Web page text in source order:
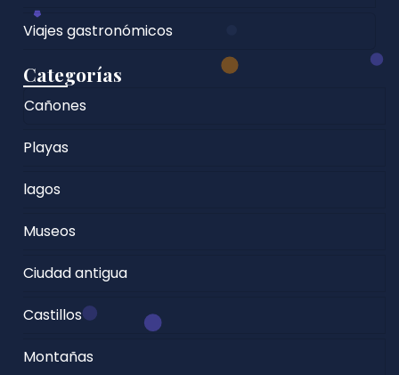
Viajes gastronómicos
Categorías
Cañones
Playas
lagos
Museos
Ciudad antigua
Castillos
Montañas